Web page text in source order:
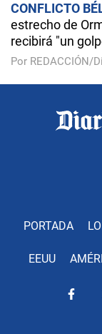
CONFLICTO
estrecho de
recibirá "un
Por REDACCIÓN/
PORTADA
EEUU